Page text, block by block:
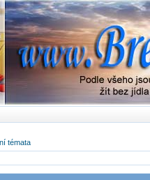
témata